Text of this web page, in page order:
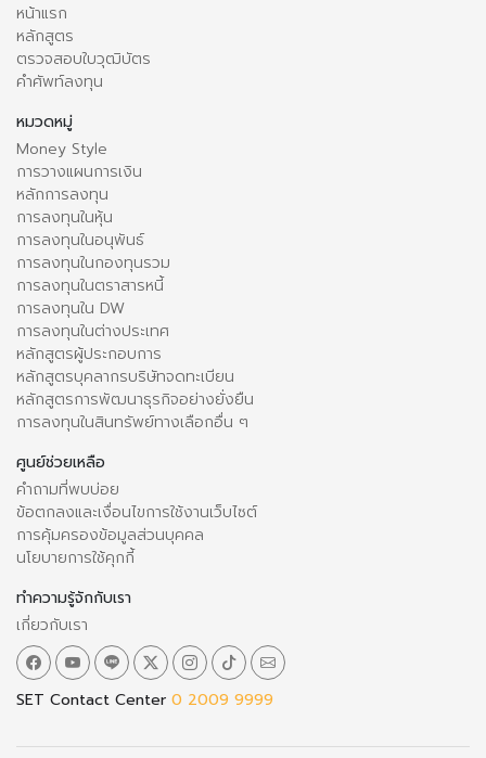
หน้าแรก
หลักสูตร
ตรวจสอบใบวุฒิบัตร
คำศัพท์ลงทุน
หมวดหมู่
Money Style
การวางแผนการเงิน
หลักการลงทุน
การลงทุนในหุ้น
การลงทุนในอนุพันธ์
การลงทุนในกองทุนรวม
การลงทุนในตราสารหนี้
การลงทุนใน DW
การลงทุนในต่างประเทศ
หลักสูตรผู้ประกอบการ
หลักสูตรบุคลากรบริษัทจดทะเบียน
หลักสูตรการพัฒนาธุรกิจอย่างยั่งยืน
การลงทุนในสินทรัพย์ทางเลือกอื่น ๆ
ศูนย์ช่วยเหลือ
คำถามที่พบบ่อย
ข้อตกลงและเงื่อนไขการใช้งานเว็บไซต์
การคุ้มครองข้อมูลส่วนบุคคล
นโยบายการใช้คุกกี้
ทำความรู้จักกับเรา
เกี่ยวกับเรา
SET Contact Center 0 2009 9999